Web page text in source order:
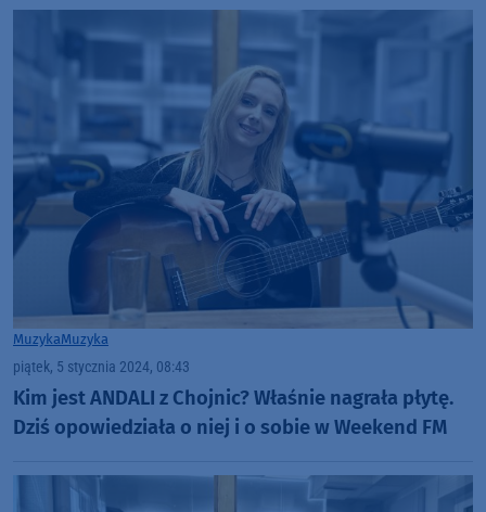
MuzykaMuzyka
piątek, 5 stycznia 2024, 08:43
Kim jest ANDALI z Chojnic? Właśnie nagrała płytę.
Dziś opowiedziała o niej i o sobie w Weekend FM